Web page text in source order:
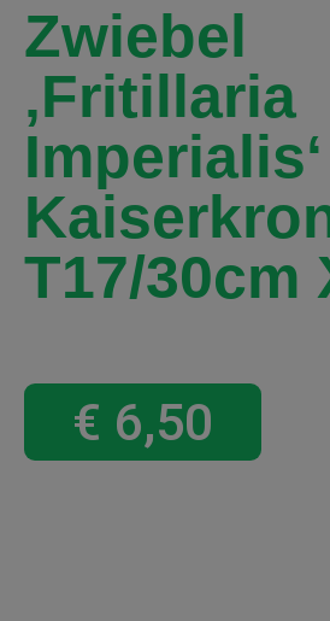
Zwiebel
‚Fritillaria
T17/30cm
€ 6,50